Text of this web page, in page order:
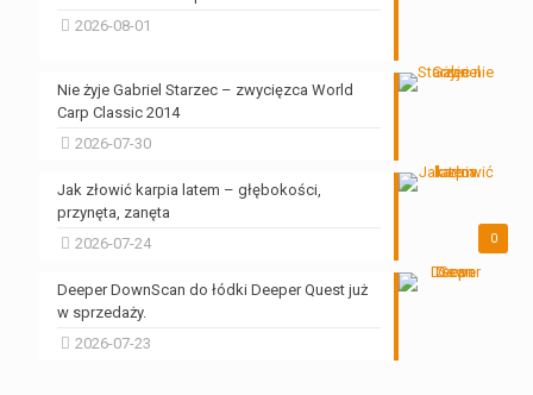
2026-08-01
Nie żyje Gabriel Starzec – zwycięzca World
Carp Classic 2014
2026-07-30
0
Jak złowić karpia latem – głębokości,
przynęta, zanęta
2026-07-24
Deeper DownScan do łódki Deeper Quest już
w sprzedaży.
2026-07-23